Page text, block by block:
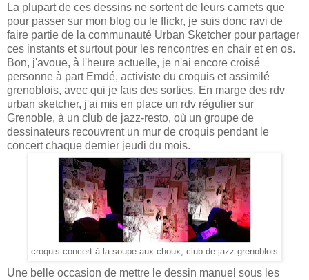
La plupart de ces dessins ne sortent de leurs carnets que
pour passer sur mon blog ou le flickr, je suis donc ravi de
faire partie de la communauté Urban Sketcher pour partager
ces instants et surtout pour les rencontres en chair et en os.
Bon, j'avoue, à l'heure actuelle, je n'ai encore croisé
personne à part Emdé, activiste du croquis et assimilé
grenoblois, avec qui je fais des sorties. En marge des rdv
urban sketcher, j'ai mis en place un rdv régulier sur
Grenoble, à un club de jazz-resto, où un groupe de
dessinateurs recouvrent un mur de croquis pendant le
concert chaque dernier jeudi du mois.
croquis-concert à la soupe aux choux, club de jazz grenoblois
Une belle occasion de mettre le dessin manuel sous les